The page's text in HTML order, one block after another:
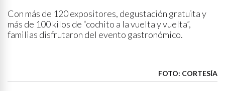
Con más de 120 expositores, degustación gratuita y
más de 100 kilos de “cochito a la vuelta y vuelta”,
familias disfrutaron del evento gastronómico.
FOTO: CORTESÍA